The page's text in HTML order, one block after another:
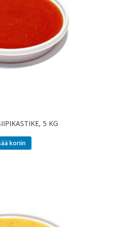
5 KG
koriin